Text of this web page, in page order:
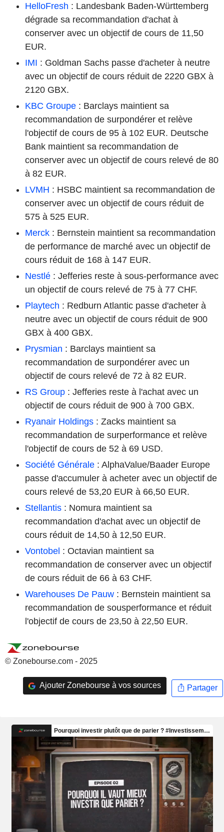
HelloFresh : Landesbank Baden-Württemberg
dégrade sa recommandation d'achat à
conserver avec un objectif de cours de 11,50
EUR.
IMI : Goldman Sachs passe d'acheter à neutre
avec un objectif de cours réduit de 2220 GBX à
2120 GBX.
KBC Groupe : Barclays maintient sa
recommandation de surpondérer et relève
l'objectif de cours de 95 à 102 EUR. Deutsche
Bank maintient sa recommandation de
conserver avec un objectif de cours relevé de 80
à 82 EUR.
LVMH : HSBC maintient sa recommandation de
conserver avec un objectif de cours réduit de
575 à 525 EUR.
Merck : Bernstein maintient sa recommandation
de performance de marché avec un objectif de
cours réduit de 168 à 147 EUR.
Nestlé : Jefferies reste à sous-performance avec
un objectif de cours relevé de 75 à 77 CHF.
Playtech : Redburn Atlantic passe d'acheter à
neutre avec un objectif de cours réduit de 900
GBX à 400 GBX.
Prysmian : Barclays maintient sa
recommandation de surpondérer avec un
objectif de cours relevé de 72 à 82 EUR.
RS Group : Jefferies reste à l'achat avec un
objectif de cours réduit de 900 à 700 GBX.
Ryanair Holdings : Zacks maintient sa
recommandation de surperformance et relève
l'objectif de cours de 52 à 69 USD.
Société Générale : AlphaValue/Baader Europe
passe d'accumuler à acheter avec un objectif de
cours relevé de 53,20 EUR à 66,50 EUR.
Stellantis : Nomura maintient sa
recommandation d'achat avec un objectif de
cours réduit de 14,50 à 12,50 EUR.
Vontobel : Octavian maintient sa
recommandation de conserver avec un objectif
de cours réduit de 66 à 63 CHF.
Warehouses De Pauw : Bernstein maintient sa
recommandation de sousperformance et réduit
l'objectif de cours de 23,50 à 22,50 EUR.
© Zonebourse.com - 2025
Ajouter Zonebourse à vos sources Partager